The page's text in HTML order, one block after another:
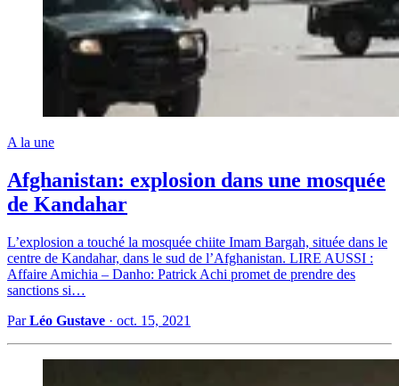
A la une
Afghanistan: explosion dans une mosquée
de Kandahar
L’explosion a touché la mosquée chiite Imam Bargah, située dans le
centre de Kandahar, dans le sud de l’Afghanistan. LIRE AUSSI :
Affaire Amichia – Danho: Patrick Achi promet de prendre des
sanctions si…
ParLéo Gustave · oct. 15, 2021